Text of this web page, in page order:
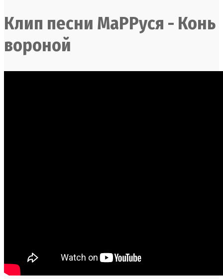
Клип песни МаРРуся - Конь
вороной